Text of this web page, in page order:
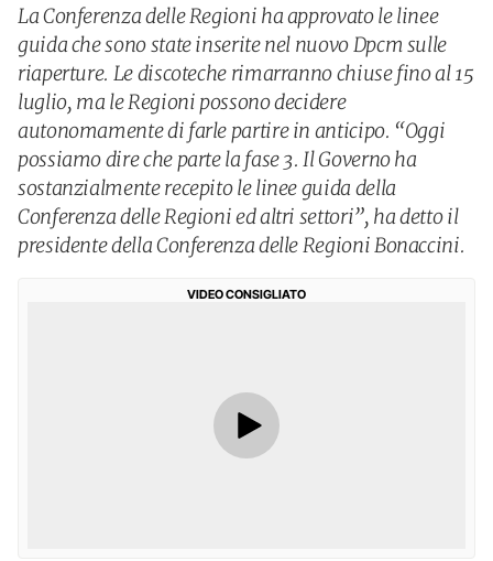
La Conferenza delle Regioni ha approvato le linee
guida che sono state inserite nel nuovo Dpcm sulle
riaperture. Le discoteche rimarranno chiuse fino al 15
luglio, ma le Regioni possono decidere
autonomamente di farle partire in anticipo. “Oggi
possiamo dire che parte la fase 3. Il Governo ha
sostanzialmente recepito le linee guida della
Conferenza delle Regioni ed altri settori”, ha detto il
presidente della Conferenza delle Regioni Bonaccini.
VIDEO CONSIGLIATO